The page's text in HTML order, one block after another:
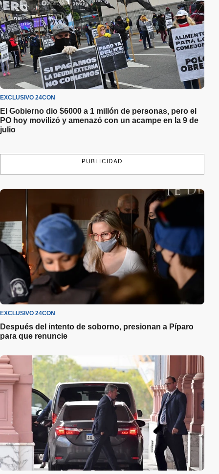
EXCLUSIVO 24CON
El Gobierno dio $6000 a 1 millón de personas, pero el
PO hoy movilizó y amenazó con un acampe en la 9 de
julio
PUBLICIDAD
EXCLUSIVO 24CON
Después del intento de soborno, presionan a Píparo
para que renuncie